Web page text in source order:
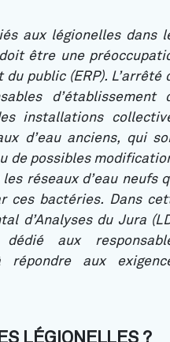
aux légionelles dans
être une
public (ERP). L’arrêté
d’établissement
installations
d’eau anciens, qui
de possibles
réseaux d’eau neufs
ces bactéries. Dans
d’Analyses du Jura
aux
aux
LÉGIONELLES ?